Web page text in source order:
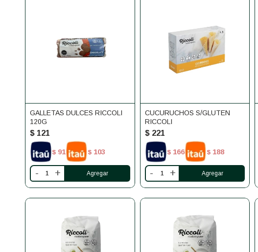
GALLETAS DULCES RICCOLI
120G
$ 121
$ 91 $ 103
- +
CUCURUCHOS S/GLUTEN
RICCOLI
$ 221
$ 166 $ 188
- +